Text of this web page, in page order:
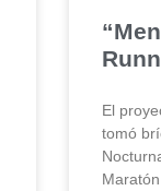
El
tomó